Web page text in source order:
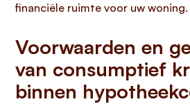
financiële ruimte voor uw woning.
Voorwaarden en
van consumptief
binnen